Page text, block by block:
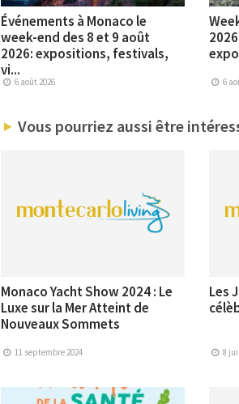
Événements à Monaco le
week-end des 8 et 9 août
2026: expositions, festivals,
vi...
6 août 2026 6
Vous pourriez aussi être
Monaco Yacht Show 2024 : Le
Luxe sur la Mer Atteint de
Nouveaux Sommets
11 septembre 2024
Les
8